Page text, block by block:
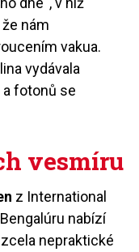
nám
vakua.
vydávala
fotonů se
vesmíru
z International
nabízí
nepraktické